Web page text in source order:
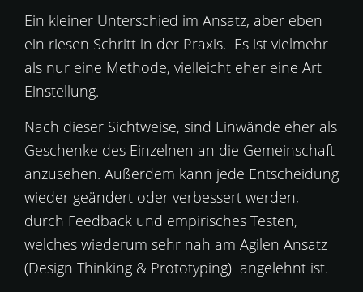
Ein kleiner Unterschied im Ansatz, aber eben
ein riesen Schritt in der Praxis. Es ist vielmehr
als nur eine Methode, vielleicht eher eine Art
Einstellung.
Nach dieser Sichtweise, sind Einwände eher als
Geschenke des Einzelnen an die Gemeinschaft
anzusehen. Außerdem kann jede Entscheidung
wieder geändert oder verbessert werden,
durch Feedback und empirisches Testen,
welches wiederum sehr nah am Agilen Ansatz
(Design Thinking & Prototyping) angelehnt ist.